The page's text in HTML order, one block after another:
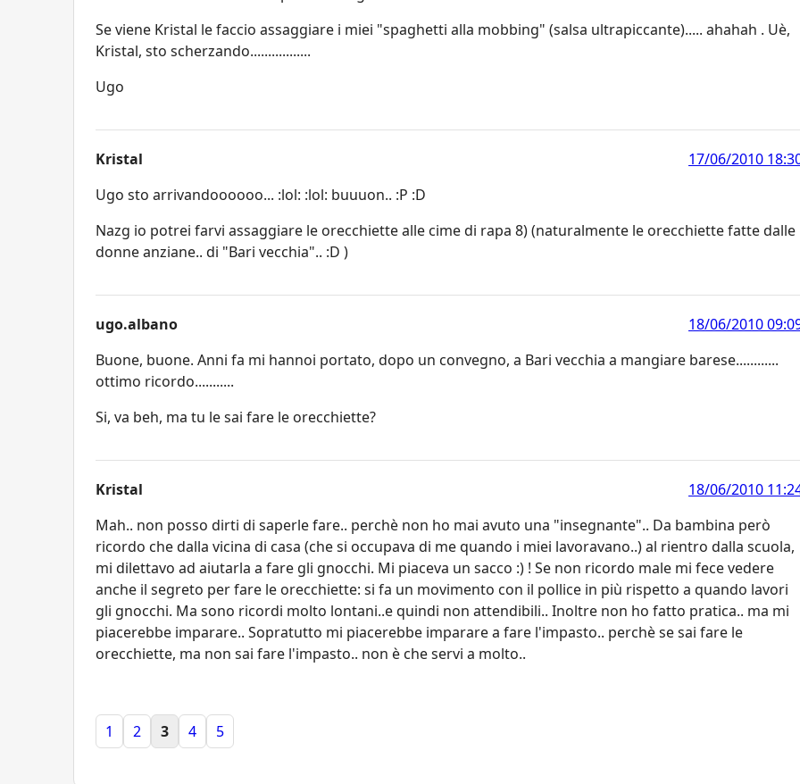
Se viene Kristal le faccio assaggiare i miei "spaghetti alla mobbing" (salsa ultrapiccante)..... ahahah . Uè,
Kristal, sto scherzando.................
Ugo
Kristal
17/06/2010
Ugo sto arrivandoooooo... :lol: :lol: buuuon.. :P :D
Nazg io potrei farvi assaggiare le orecchiette alle cime di rapa 8) (naturalmente le orecchiette fatte dalle
donne anziane.. di "Bari vecchia".. :D )
ugo.albano
18/06/2010
Buone, buone. Anni fa mi hannoi portato, dopo un convegno, a Bari vecchia a mangiare barese............
ottimo ricordo...........
Si, va beh, ma tu le sai fare le orecchiette?
Kristal
18/06/2010
Mah.. non posso dirti di saperle fare.. perchè non ho mai avuto una "insegnante".. Da bambina però
ricordo che dalla vicina di casa (che si occupava di me quando i miei lavoravano..) al rientro dalla scuola,
mi dilettavo ad aiutarla a fare gli gnocchi. Mi piaceva un sacco :) ! Se non ricordo male mi fece vedere
anche il segreto per fare le orecchiette: si fa un movimento con il pollice in più rispetto a quando lavori
gli gnocchi. Ma sono ricordi molto lontani..e quindi non attendibili.. Inoltre non ho fatto pratica.. ma mi
piacerebbe imparare.. Sopratutto mi piacerebbe imparare a fare l'impasto.. perchè se sai fare le
orecchiette, ma non sai fare l'impasto.. non è che servi a molto..
1 2 3 4 5